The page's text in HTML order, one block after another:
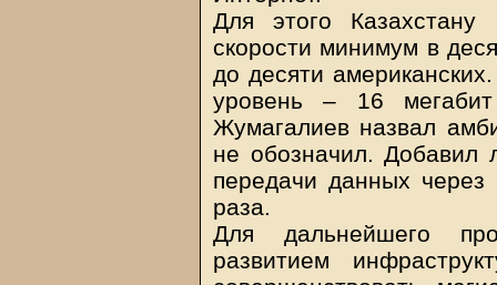
Для этого Казахстану
скорости минимум в
до десяти
уровень – 16
Жумагалиев назвал
не обозначил. Добавил
передачи данных
раза.
Для дальнейшего
развитием